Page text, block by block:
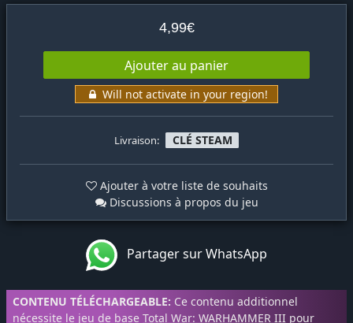
4,99€
Ajouter au panier
Will not activate in your region!
Livraison: CLÉ STEAM
Ajouter à votre liste de souhaits
Discussions à propos du jeu
Partager sur WhatsApp
CONTENU TÉLÉCHARGEABLE: Ce contenu additionnel
nécessite le jeu de base Total War: WARHAMMER III pour